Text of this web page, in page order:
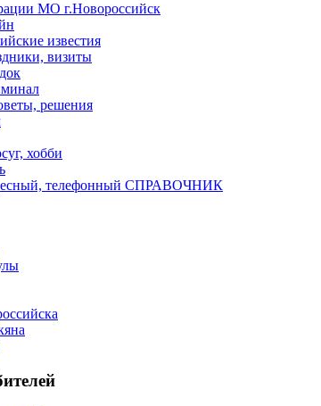
МО г.Новороссийск
известия
визиты
решения
хобби
телефонный СПРАВОЧНИК